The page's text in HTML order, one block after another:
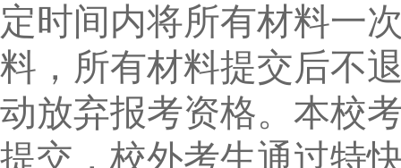
定时间内将所有材料一
料，所有材料提交后不
动放弃报考资格。本校
提交，校外考生通过特